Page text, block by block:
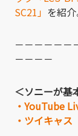
SC21」 を紹介
－－－－－－
－－－－
＜ソニーが基
・YouTube
・ツイキャス